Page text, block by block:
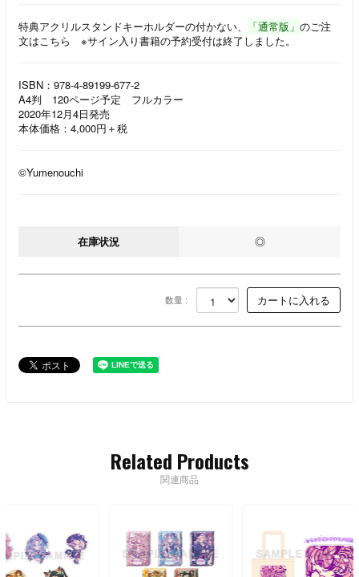
特典アクリルスタンドキーホルダーの付かない、 「通常版」 のご注
文はこちら ※サイン入り書籍の予約受付は終了しました。
ISBN：978-4-89199-677-2
A4判 120ページ予定 フルカラー
2020年12月4日発売
本体価格：4,000円＋税
©Yumenouchi
在庫状況 ◎
数量 :
Related Products
関連商品